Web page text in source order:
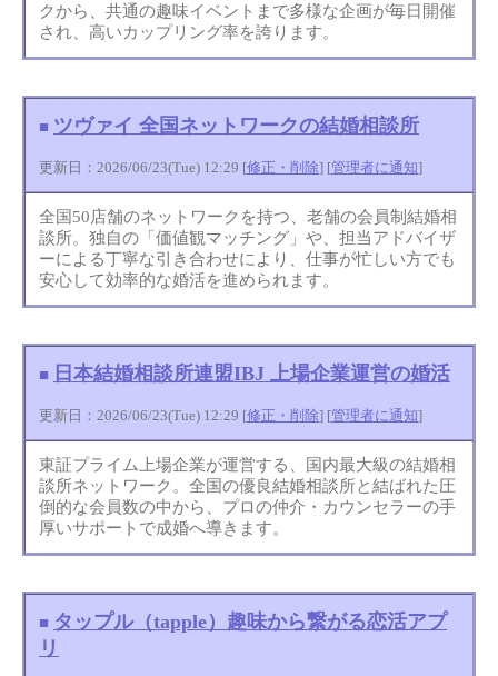
クから、共通の趣味イベントまで多様な企画が毎日開催
され、高いカップリング率を誇ります。
■ ツヴァイ 全国ネットワークの結婚相談所
更新日：2026/06/23(Tue) 12:29 [修正・削除] [管理者に通知]
全国50店舗のネットワークを持つ、老舗の会員制結婚相
談所。独自の「価値観マッチング」や、担当アドバイザ
ーによる丁寧な引き合わせにより、仕事が忙しい方でも
安心して効率的な婚活を進められます。
■ 日本結婚相談所連盟IBJ 上場企業運営の婚活
更新日：2026/06/23(Tue) 12:29 [修正・削除] [管理者に通知]
東証プライム上場企業が運営する、国内最大級の結婚相
談所ネットワーク。全国の優良結婚相談所と結ばれた圧
倒的な会員数の中から、プロの仲介・カウンセラーの手
厚いサポートで成婚へ導きます。
■ タップル（tapple）趣味から繋がる恋活アプ
リ